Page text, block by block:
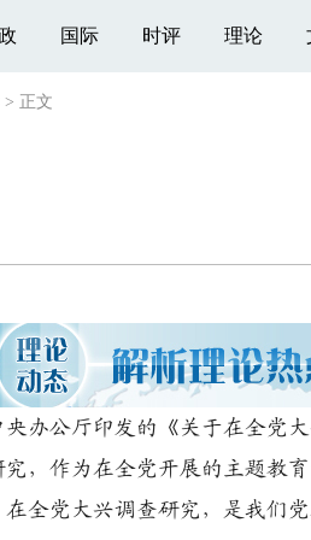
国际 时评 理论
> 正文
公厅印发的《关于在全党大
，作为在全党开展的主题教
全党大兴调查研究，是我们